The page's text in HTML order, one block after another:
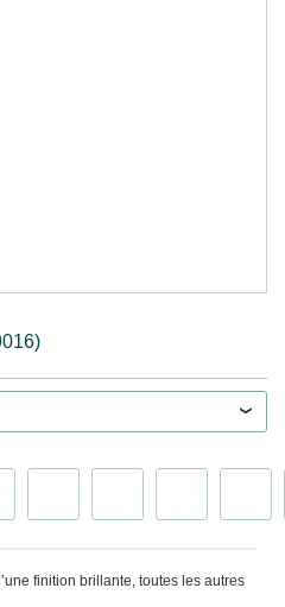
finition brillante, toutes les autres